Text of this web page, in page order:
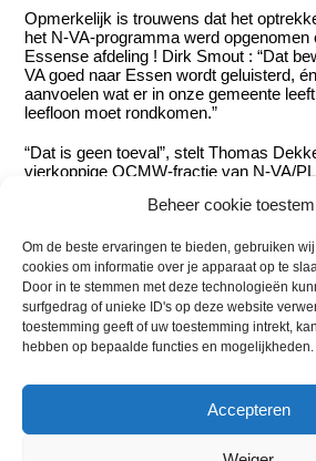
Beheer cookie
Om de beste ervaringen te bieden, gebruiken
cookies om informatie over je apparaat op te
Door in te stemmen met deze technologieën
surfgedrag of unieke ID's op deze website
toestemming geeft of uw toestemming intrekt,
hebben op bepaalde functies en mogelijkheden.
Accepteren
Opmerkelijk is trouwens dat het
het N-VA-programma werd opgenomen
Essense afdeling ! Dirk Smout : “Dat
VA goed naar Essen wordt geluisterd,
aanvoelen wat er in onze gemeente
leefloon moet rondkomen.”
“Dat is geen toeval”, stelt Thomas
vierkoppige OCMW-fractie van N-VA/
houden heel sterk de vinger aan de
Zo zorgen we ervoor dat het
Dat het OCMW daarbij kan
zoals ’t Schakeltje, is natuurlijk een
Dirk Smout